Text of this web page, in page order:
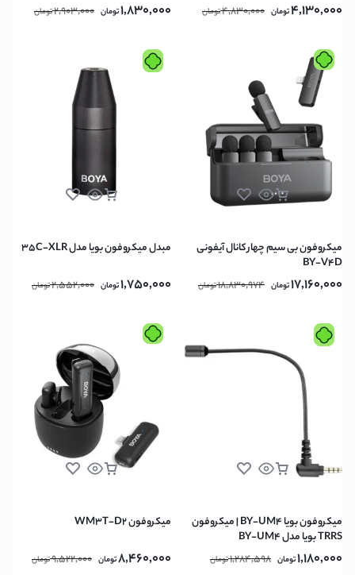
4,130,000تومان 4,830,000تومان 1,830,000تومان 2,903,000تومان
میکروفون بی سیم چهار کانال آیفونی
BY-V4D
17,160,000تومان 18,830,974تومان
مبدل میکروفون بویا مدل 35C-XLR
1,750,000تومان 2,552,000تومان
میکروفون بویا BY-UM4 | میکروفون
TRRS بویا مدل BY-UM4
1,180,000تومان 1,284,598تومان
میکروفون WM3T-D2
8,460,000تومان 9,522,000تومان